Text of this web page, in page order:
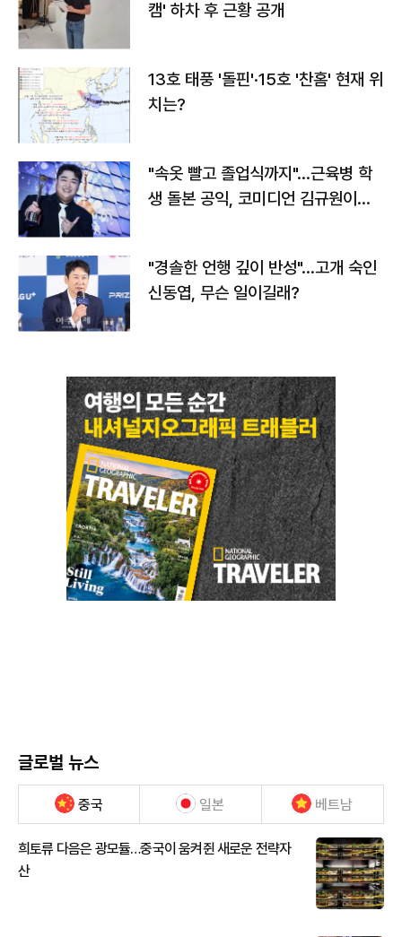
캠' 하차 후 근황 공개
13호 태풍 '돌핀'·15호 '찬홈' 현재 위
치는?
"속옷 빨고 졸업식까지"…근육병 학
생 돌본 공익, 코미디언 김규원이었
"경솔한 언행 깊이 반성"…고개 숙인
신동엽, 무슨 일이길래?
글로벌 뉴스
중국 일본 베트남
희토류 다음은 광모듈…중국이 움켜쥔 새로운 전략자
산